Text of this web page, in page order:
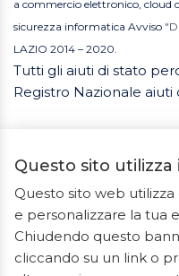
a commercio elettronico,
sicurezza informatica Avviso
LAZIO 2014 – 2020.
Tutti gli aiuti di stato
Registro Nazionale aiuti
2023 © Tutti i diritti
Questo sito utilizza
Questo sito web
e personalizzare la tua
Chiudendo questo
cliccando su un link o